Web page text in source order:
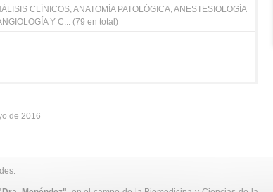
CLÍNICOS, ANATOMÍA PATOLÓGICA, ANESTESIOLOGÍA
Y C... (79 en total)
de 2016